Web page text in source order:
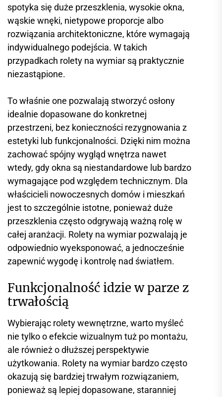
spotyka się duże przeszklenia, wysokie okna,
wąskie wnęki, nietypowe proporcje albo
rozwiązania architektoniczne, które wymagają
indywidualnego podejścia. W takich
przypadkach rolety na wymiar są praktycznie
niezastąpione.
To właśnie one pozwalają stworzyć osłony
idealnie dopasowane do konkretnej
przestrzeni, bez konieczności rezygnowania z
estetyki lub funkcjonalności. Dzięki nim można
zachować spójny wygląd wnętrza nawet
wtedy, gdy okna są niestandardowe lub bardzo
wymagające pod względem technicznym. Dla
właścicieli nowoczesnych domów i mieszkań
jest to szczególnie istotne, ponieważ duże
przeszklenia często odgrywają ważną rolę w
całej aranżacji. Rolety na wymiar pozwalają je
odpowiednio wyeksponować, a jednocześnie
zapewnić wygodę i kontrolę nad światłem.
Funkcjonalność idzie w parze z
trwałością
Wybierając rolety wewnętrzne, warto myśleć
nie tylko o efekcie wizualnym tuż po montażu,
ale również o dłuższej perspektywie
użytkowania. Rolety na wymiar bardzo często
okazują się bardziej trwałym rozwiązaniem,
ponieważ są lepiej dopasowane, staranniej